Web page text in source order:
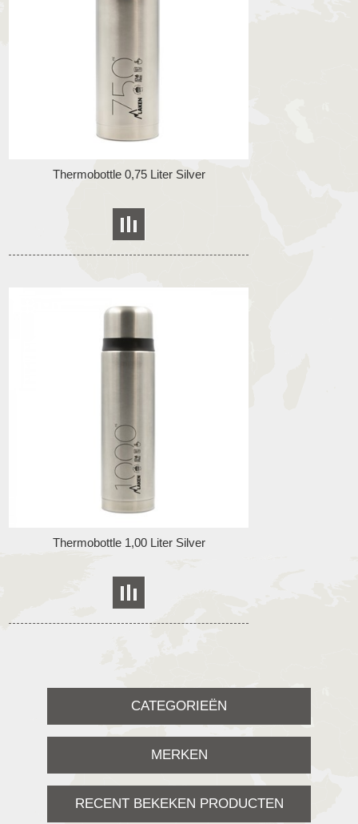
Thermobottle 0,75 Liter Silver
Thermobottle 1,00 Liter Silver
CATEGORIEËN
MERKEN
RECENT BEKEKEN PRODUCTEN